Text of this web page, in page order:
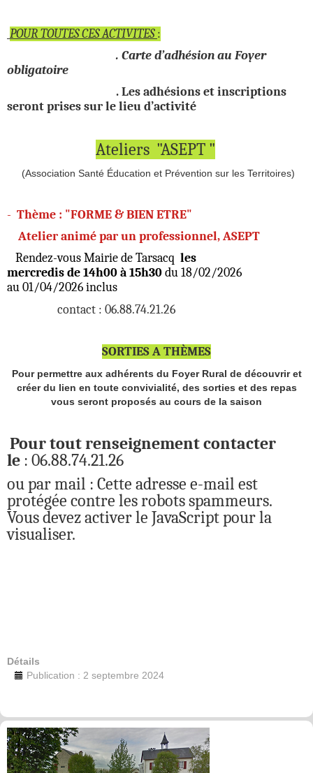
POUR TOUTES CES ACTIVITES:
. Carte d’adhésion au Foyer
obligatoire
. Les adhésions et inscriptions
seront prises sur le lieu d’activité
Ateliers "ASEPT "
(Association Santé Éducation et Prévention sur les Territoires)
- Thème : "FORME & BIEN ETRE"
Atelier animé par un professionnel, ASEPT
Rendez-vous Mairie de Tarsacq les
mercredis de 14h00 à 15h30du 18/02/2026
au 01/04/2026 inclus
contact : 06.88.74.21.26
SORTIES A THÈMES
Pour permettre aux adhérents du Foyer Rural de découvrir et
créer du lien en toute convivialité, des sorties et des repas
vous seront proposés au cours de la saison
Pour tout renseignement contacter
le : 06.88.74.21.26
ou par mail : Cette adresse e-mail est
protégée contre les robots spammeurs.
Vous devez activer le JavaScript pour la
visualiser.
Détails
Publication : 2 septembre 2024